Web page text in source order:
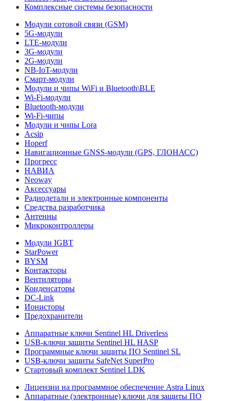
Комплексные системы безопасности
Модули сотовой связи (GSM)
5G-модули
LTE-модули
3G-модули
2G-модули
NB-IoT-модули
Смарт-модули
Модули и чипы WiFi и Bluetooth\BLE
Wi-Fi-модули
Bluetooth-модули
Wi-Fi-чипы
Модули и чипы Lora
Acsip
Hoperf
Навигационные GNSS-модули (GPS, ГЛОНАСС)
Прогресс
НАВИА
Neoway
Аксессуары
Радиодетали и электронные компоненты
Средства разработчика
Антенны
Микроконтроллеры
Модули IGBT
StarPower
BYSM
Контакторы
Вентиляторы
Конденсаторы
DC-Link
Ионисторы
Предохранители
Аппаратные ключи Sentinel HL Driverless
USB-ключи защиты Sentinel HL HASP
Программные ключи защиты ПО Sentinel SL
USB-ключи защиты SafeNet SuperPro
Стартовый комплект Sentinel LDK
Лицензии на программное обеспечение Astra Linux
Аппаратные (электронные) ключи для защиты ПО